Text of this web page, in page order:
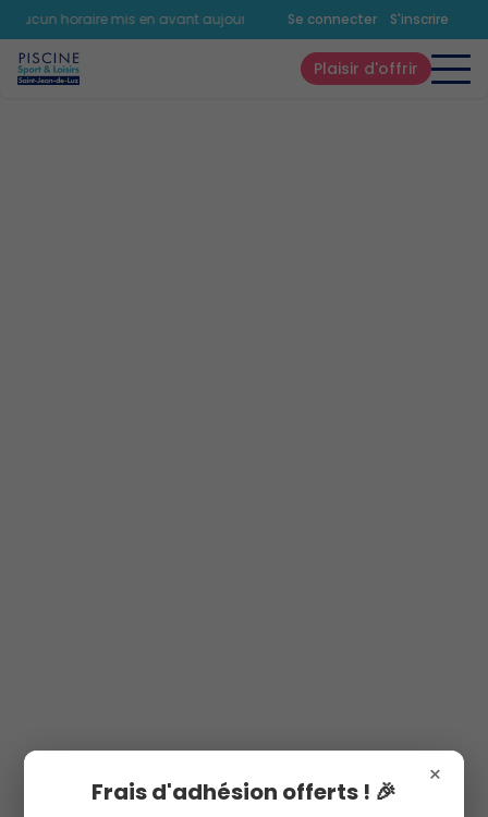
Aucun horaire mis en avant aujourd'hui. Consultez la page horaires.
Se connecter S'inscrire
Plaisir d'offrir
×
Frais d'adhésion offerts ! 🎉